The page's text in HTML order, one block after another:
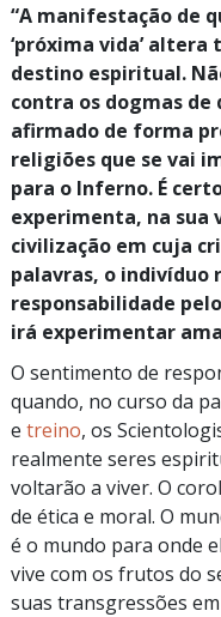
“A manifestação de
‘próxima vida’altera
destino espiritual.
contra os dogmas de
afirmado de forma
religiões que se vai
para o Inferno. É
experimenta, na sua
civilização em cuja
palavras, o indivíduo
responsabilidade
irá experimentar
O sentimento de
quando, no curso da
e treino, os
realmente seres
voltarão a viver. O
de ética e moral. O
é o mundo para onde
vive com os frutos do
suas transgressões